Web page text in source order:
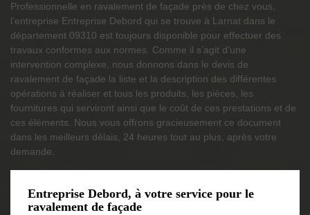
Professionnelle en ravalement de façade près de chez vous,
l’entreprise Entreprise Debord qui se trouve à Larnat dans le
département 09310 est toujours disponible pour effectuer des
travaux conformes aux normes. Comme il s’agit d’une
intervention complexe, nous donnons dans le devis de
ravalement de façade la liste et la description des différentes
opérations à réaliser et tous les produits, les pièces, les
fournitures qui serviront ainsi que le coût de ces prestations et de
ces éléments. Nous vous offrons gracieusement ce document
dans les meilleurs délais, 24 heures tout au plus, après votre
demande.
Entreprise Debord, à votre service pour le
ravalement de façade